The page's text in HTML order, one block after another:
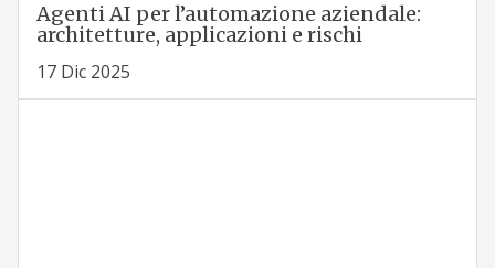
Agenti AI per l’automazione aziendale:
architetture, applicazioni e rischi
17 Dic 2025